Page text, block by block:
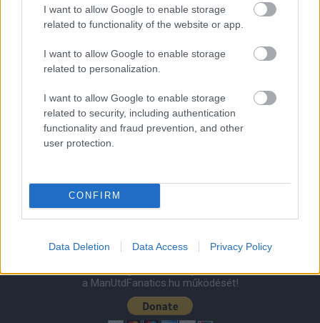
I want to allow Google to enable storage
related to functionality of the website or app.
I want to allow Google to enable storage
related to personalization.
I want to allow Google to enable storage
related to security, including authentication
functionality and fraud prevention, and other
user protection.
CONFIRM
Data Deletion Data Access Privacy Policy
Felkészülési szezon 4. mérkőzés
2026-08-08 17:00
Leeds UnitedvsManchester United 2026-08-12 20:30
Manchester United 2026-08-15 18:00
Támogatás
Támogasd adományoddal
a ManUtdFanatics.hu működését!